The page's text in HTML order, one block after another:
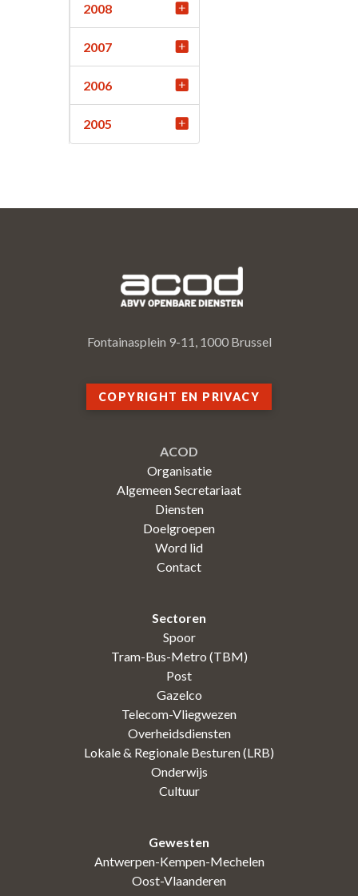
2008
2007
2006
2005
Fontainasplein 9-11, 1000 Brussel
COPYRIGHT EN PRIVACY
ACOD
Organisatie
Algemeen Secretariaat
Diensten
Doelgroepen
Word lid
Contact
Sectoren
Spoor
Tram-Bus-Metro (TBM)
Post
Gazelco
Telecom-Vliegwezen
Overheidsdiensten
Lokale & Regionale Besturen (LRB)
Onderwijs
Cultuur
Gewesten
Antwerpen-Kempen-Mechelen
Oost-Vlaanderen